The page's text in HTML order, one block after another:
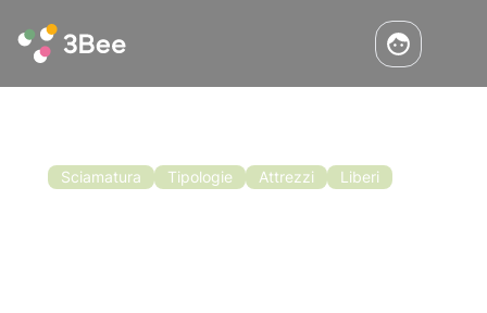
Sciamatura Tipologie Attrezzi Liberi